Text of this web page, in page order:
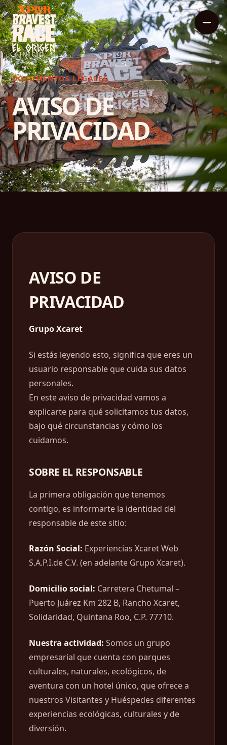
INICIO
DOCUMENTOS LEGALES
AVISO DE
PRIVACIDAD
AVISO DE
PRIVACIDAD
Grupo Xcaret
Si estás leyendo esto, significa que eres un
usuario responsable que cuida sus datos
personales.
En este aviso de privacidad vamos a
explicarte para qué solicitamos tus datos,
bajo qué circunstancias y cómo los
cuidamos.
SOBRE EL RESPONSABLE
La primera obligación que tenemos
contigo, es informarte la identidad del
responsable de este sitio:
Razón Social: Experiencias Xcaret Web
S.A.P.I.de C.V. (en adelante Grupo Xcaret).
Domicilio social: Carretera Chetumal –
Puerto Juárez Km 282 B, Rancho Xcaret,
Solidaridad, Quintana Roo, C.P. 77710.
Nuestra actividad: Somos un grupo
empresarial que cuenta con parques
culturales, naturales, ecológicos, de
aventura con un hotel único, que ofrece a
nuestros Visitantes y Huéspedes diferentes
experiencias ecológicas, culturales y de
diversión.